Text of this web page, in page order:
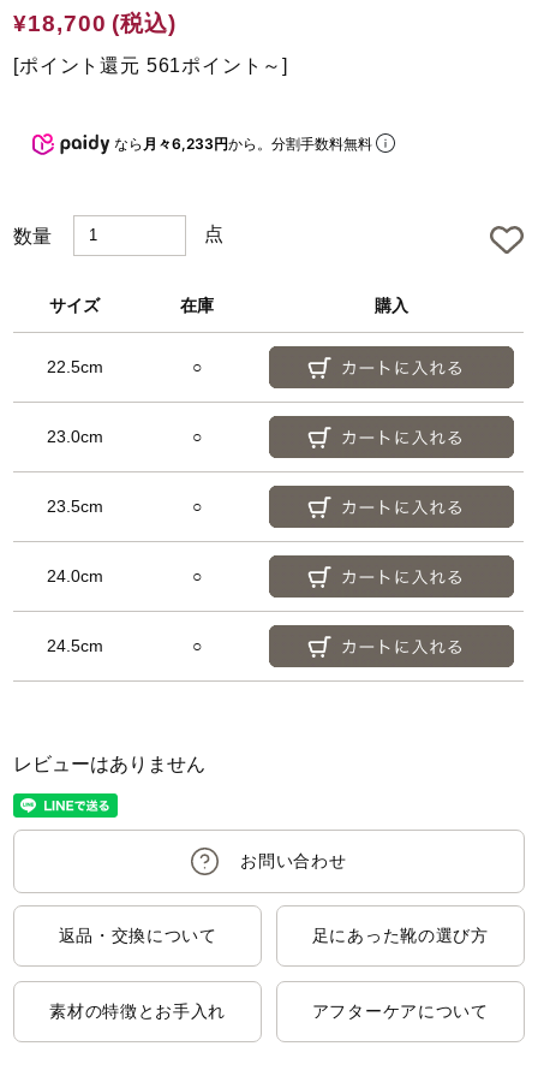
l
e
t
¥18,700 (税込)
[ポイント還元 561ポイント～]
なら 月々6,233円から。分割手数料無料
数量 点
サイズ 在庫 購入
22.5cm ○
23.0cm ○
23.5cm ○
24.0cm ○
24.5cm ○
レビューはありません
返品・交換について 足にあった靴の選び方
素材の特徴とお手入れ アフターケアについて